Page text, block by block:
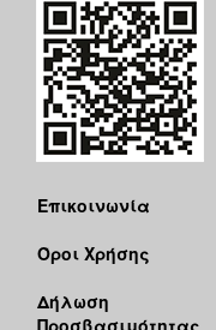
Επικοινωνία
Όροι Χρήσης
Δήλωση
Προσβασιμότητας